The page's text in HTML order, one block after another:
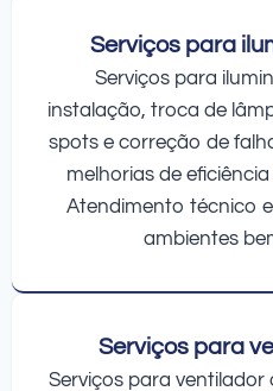
Serviços para
Serviços para
instalação, troca de
spots e correção de
melhorias de
Atendimento técnico
ambientes
Serviços para
Serviços para